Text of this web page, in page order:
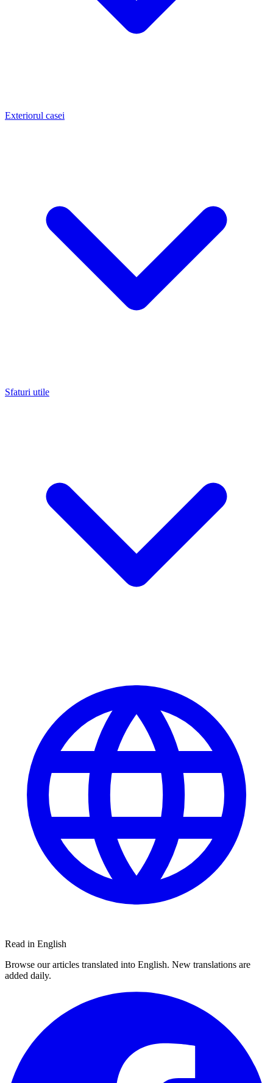
Exteriorul casei
Sfaturi utile
Read in English
Browse our articles translated into English. New translations are
added daily.